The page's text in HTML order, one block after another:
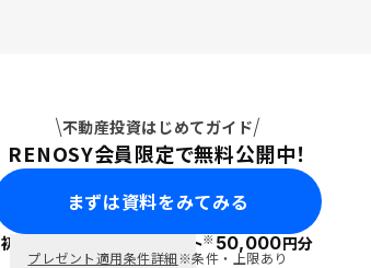
不動産投資はじめてガイド
RENOSY会員限定で無料公開中！
まずは資料をみてみる
初回面談で ポイント※50,000円分
プレゼント適用条件詳細※条件・上限あり